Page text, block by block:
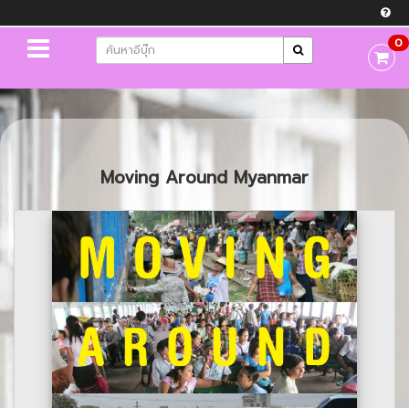
0
Moving Around Myanmar
Previous